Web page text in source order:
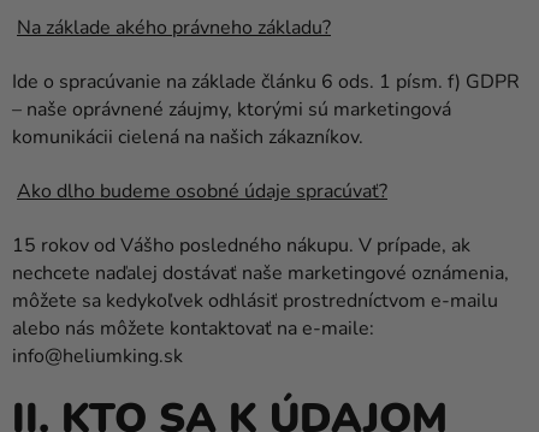
Na základe akého právneho základu?
Ide o spracúvanie na základe článku 6 ods. 1 písm. f) GDPR
– naše oprávnené záujmy, ktorými sú marketingová
komunikácii cielená na našich zákazníkov.
Ako dlho budeme osobné údaje spracúvať?
15 rokov od Vášho posledného nákupu. V prípade, ak
nechcete naďalej dostávať naše marketingové oznámenia,
môžete sa kedykoľvek odhlásiť prostredníctvom e-mailu
alebo nás môžete kontaktovať na e-maile:
info@heliumking.sk
II. KTO SA K ÚDAJOM